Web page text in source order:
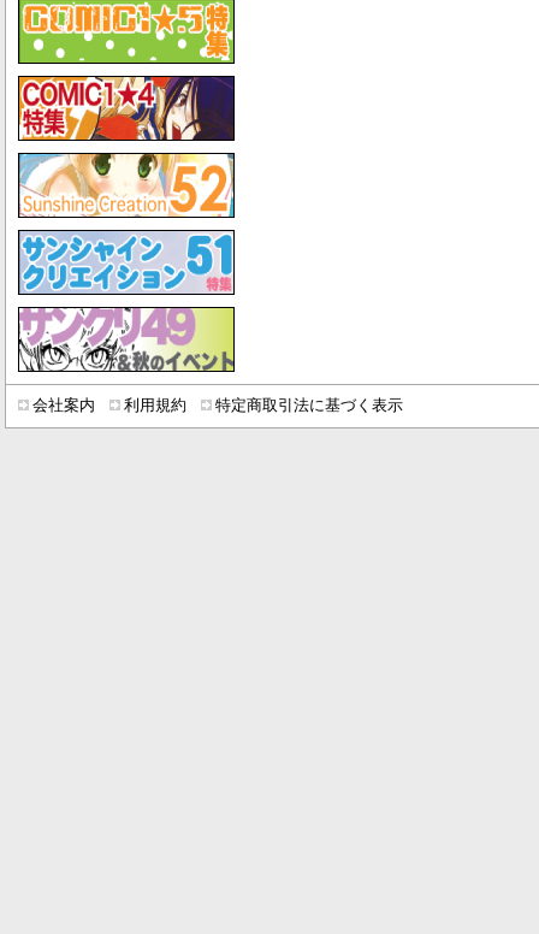
会社案内 利用規約 特定商取引法に基づく表示